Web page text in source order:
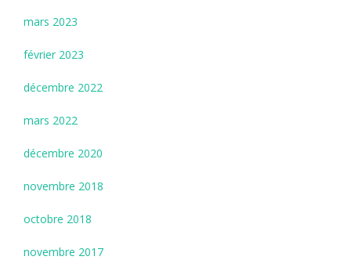
mars 2023
février 2023
décembre 2022
mars 2022
décembre 2020
novembre 2018
octobre 2018
novembre 2017